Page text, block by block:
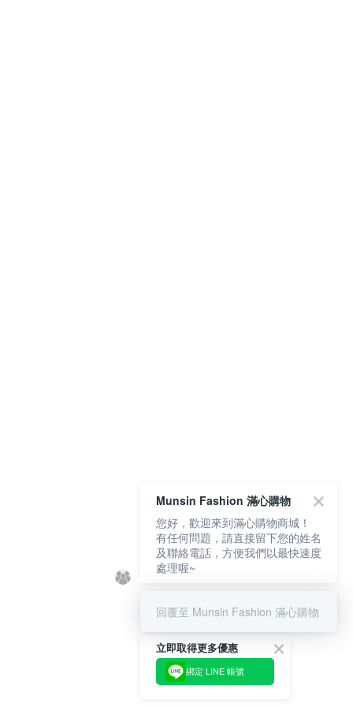
立即取得更多優惠
綁定 LINE 帳號
Munsin Fashion 滿心購物
您好，歡迎來到滿心購物商城！
有任何問題，請直接留下您的姓名
及聯絡電話，方便我們以最快速度
處理喔~
回覆至 Munsin Fashion 滿心購物